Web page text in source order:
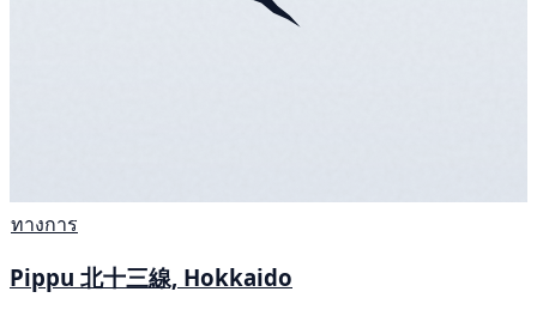
ทางการ
Pippu 北十三線, Hokkaido